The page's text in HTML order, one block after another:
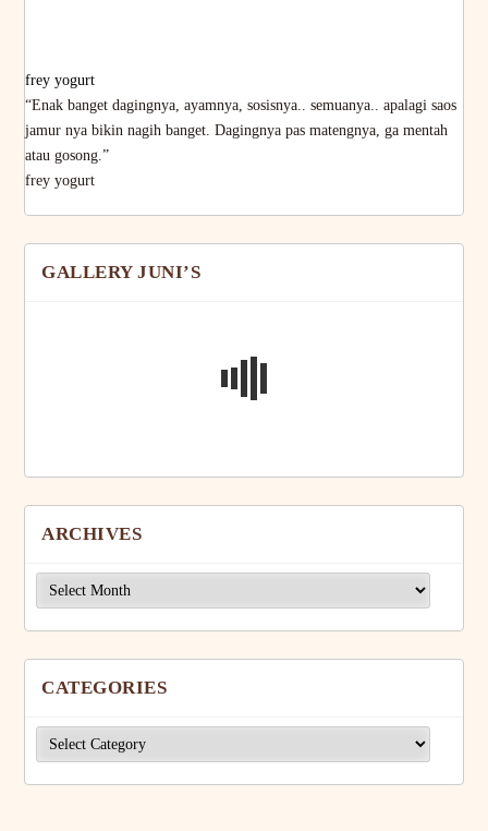
frey yogurt
“Enak banget dagingnya, ayamnya, sosisnya.. semuanya.. apalagi saos
jamur nya bikin nagih banget. Dagingnya pas matengnya, ga mentah
atau gosong.”
frey yogurt
GALLERY JUNI’S
ARCHIVES
Archives
CATEGORIES
Categories